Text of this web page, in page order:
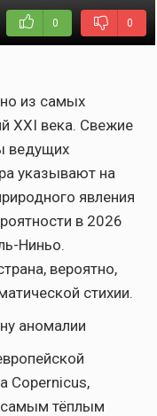
0 0
из самых
XXI века. Свежие
ведущих
указывают на
явления
в 2026
Ниньо.
вероятно,
стихии.
аномалии
Copernicus,
самым тёплым